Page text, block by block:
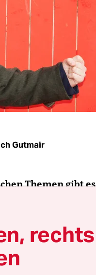
Gutmair
Themen gibt es
ihr was für
Sie das
ich habe einige
Diskussion
rechts